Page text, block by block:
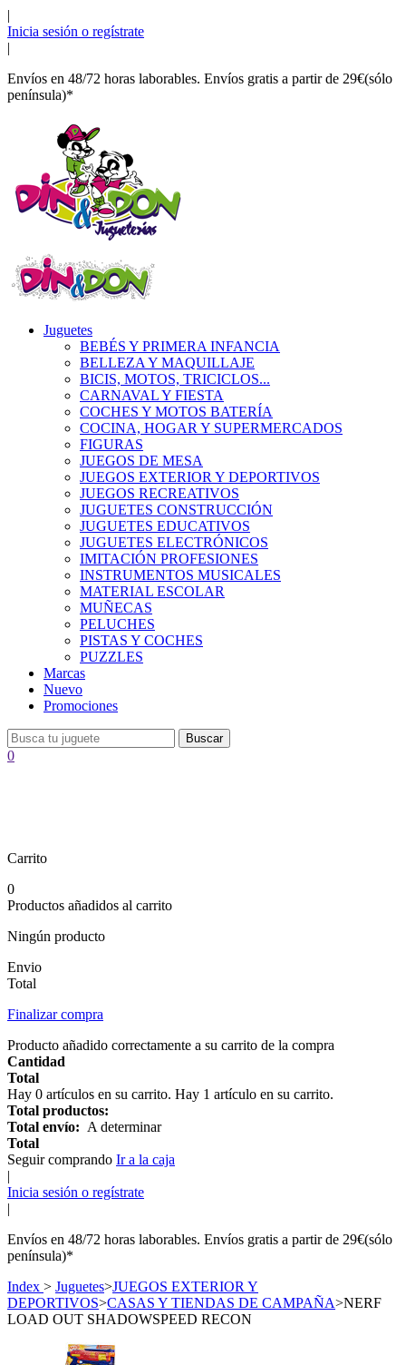
|
Inicia sesión o regístrate
|
Envíos en 48/72 horas laborables. Envíos gratis a partir de 29€(sólo
península)*
Juguetes
BEBÉS Y PRIMERA INFANCIA
BELLEZA Y MAQUILLAJE
BICIS, MOTOS, TRICICLOS...
CARNAVAL Y FIESTA
COCHES Y MOTOS BATERÍA
COCINA, HOGAR Y SUPERMERCADOS
FIGURAS
JUEGOS DE MESA
JUEGOS EXTERIOR Y DEPORTIVOS
JUEGOS RECREATIVOS
JUGUETES CONSTRUCCIÓN
JUGUETES EDUCATIVOS
JUGUETES ELECTRÓNICOS
IMITACIÓN PROFESIONES
INSTRUMENTOS MUSICALES
MATERIAL ESCOLAR
MUÑECAS
PELUCHES
PISTAS Y COCHES
PUZZLES
Marcas
Nuevo
Promociones
Buscar
0
Carrito
0
Productos añadidos al carrito
Ningún producto
Envio
Total
Finalizar compra
Producto añadido correctamente a su carrito de la compra
Cantidad
Total
Hay 0 artículos en su carrito. Hay 1 artículo en su carrito.
Total productos:
Total envío: A determinar
Total
Seguir comprando Ir a la caja
|
Inicia sesión o regístrate
|
Envíos en 48/72 horas laborables. Envíos gratis a partir de 29€(sólo
península)*
Index > Juguetes>JUEGOS EXTERIOR Y
DEPORTIVOS>CASAS Y TIENDAS DE CAMPAÑA>NERF
LOAD OUT SHADOWSPEED RECON